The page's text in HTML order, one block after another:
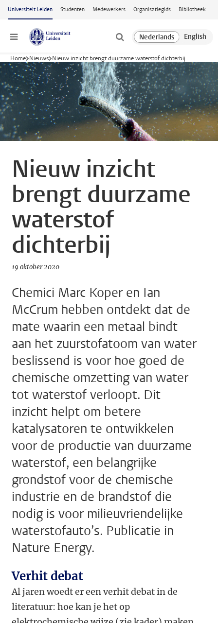
Ga naar hoofdinhoud
Universiteit Leiden Studenten Medewerkers Organisatiegids Bibliotheek
Menu
Home Nieuws Nieuw inzicht brengt duurzame waterstof dichterbij
Nieuw inzicht
brengt duurzame
waterstof
dichterbij
19 oktober 2020
Chemici Marc Koper en Ian
McCrum hebben ontdekt dat de
mate waarin een metaal bindt
aan het zuurstofatoom van water
beslissend is voor hoe goed de
chemische omzetting van water
tot waterstof verloopt. Dit
inzicht helpt om betere
katalysatoren te ontwikkelen
voor de productie van duurzame
waterstof, een belangrijke
grondstof voor de chemische
industrie en de brandstof die
nodig is voor milieuvriendelijke
waterstofauto’s. Publicatie in
Nature Energy.
Verhit debat
Al jaren woedt er een verhit debat in de
literatuur: hoe kan je het op